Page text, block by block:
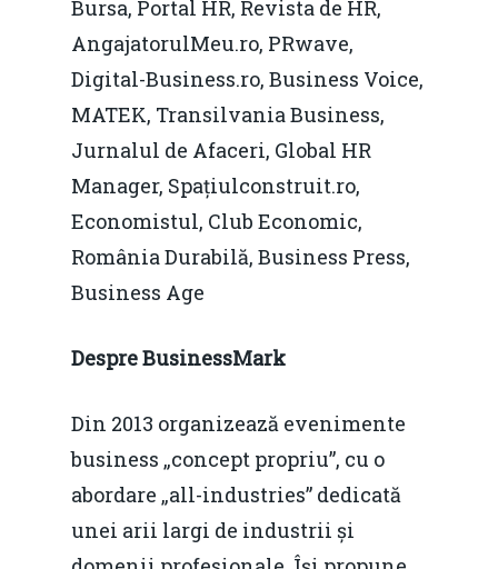
Bursa, Portal HR, Revista de HR,
AngajatorulMeu.ro, PRwave,
Digital-Business.ro, Business Voice,
MATEK, Transilvania Business,
Jurnalul de Afaceri, Global HR
Manager, Spațiulconstruit.ro,
Economistul, Club Economic,
România Durabilă, Business Press,
Business Age
Despre BusinessMark
Din 2013 organizează evenimente
business „concept propriu”, cu o
abordare „all-industries” dedicată
unei arii largi de industrii și
Martie 2015
pentru o Românie